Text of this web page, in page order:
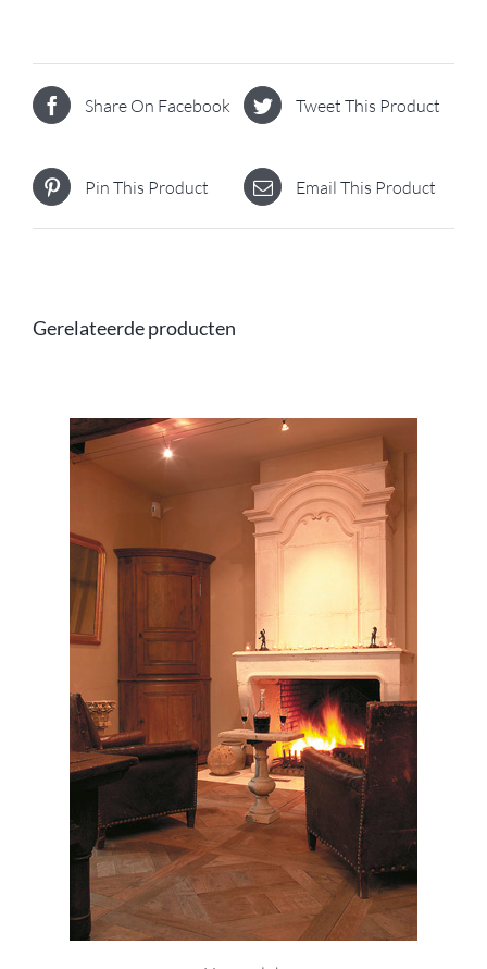
Share On Facebook Tweet This Product
Pin This Product Email This Product
Gerelateerde producten